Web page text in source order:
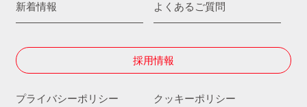
新着情報 よくあるご質問
採用情報
プライバシーポリシー
クッキーポリシー